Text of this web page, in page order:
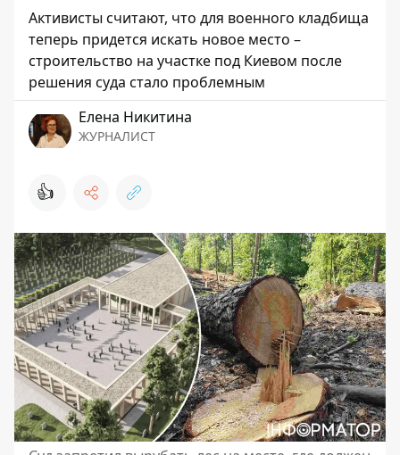
Активисты считают, что для военного кладбища
теперь придется искать новое место –
строительство на участке под Киевом после
решения суда стало проблемным
Елена Никитина
ЖУРНАЛИСТ
👍